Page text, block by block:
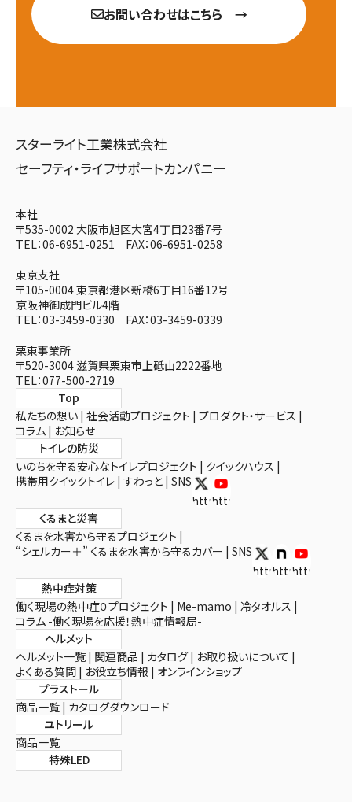
お問い合わせはこちら →
Top
私たちの想い 社会活動プロジェクト プロダクト・サービス
コラム
お知らせ
トイレの防災
いのちを守る安心なトイレプロジェクト
クイックハウス
携帯用クイックトイレ すわっと SNS
https://x.com/toiletex
https://
くるまと災害
くるまを水害から守るプロジェクト
“シェルカー＋” くるまを水害から守るカバー SNS
https://https://https://
熱中症対策
働く現場の熱中症０プロジェクト
Me-mamo
冷タオルス
コラム -働く現場を応援！熱中症情報局-
ヘルメット
ヘルメット一覧 関連商品 カタログ
お取り扱いについて
よくある質問
お役立ち情報
オンラインショップ
プラストール
商品一覧 カタログダウンロード
ユトリール
商品一覧
特殊LED
スターライト工業株式会社
セーフティ・ライフサポートカンパニー
本社
〒535-0002 大阪市旭区大宮4丁目23番7号
TEL：06-6951-0251 FAX：06-6951-0258
東京支社
〒105-0004 東京都港区新橋6丁目16番12号
京阪神御成門ビル4階
TEL：03-3459-0330 FAX：03-3459-0339
栗東事業所
〒520-3004 滋賀県栗東市上砥山2222番地
TEL：077-500-2719